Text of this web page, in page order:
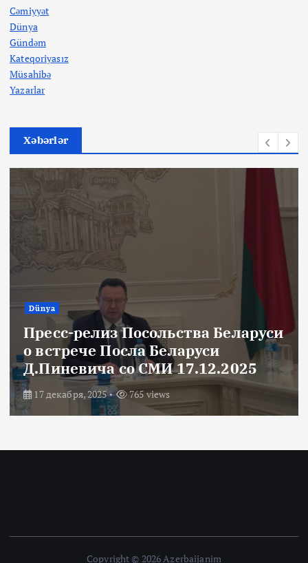
Cəmiyyət
Dünya
Gündəm
Kateqoriyasız
Müsahibə
Yazarlar
Xəbərlər
Dünya
Пресс-релиз Посольства Беларуси
о встрече Посла Беларуси
Д.Пиневича со СМИ 17.12.2025
17 декабря, 2025 765 views
Copyright © 2026 Azerbaijanim